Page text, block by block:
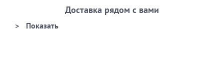
Доставка рядом с вами